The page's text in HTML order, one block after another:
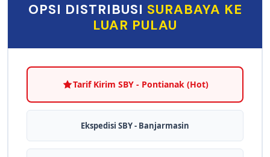
OPSI DISTRIBUSI SURABAYA KE
LUAR PULAU
Tarif Kirim SBY - Pontianak (Hot)
Ekspedisi SBY - Banjarmasin